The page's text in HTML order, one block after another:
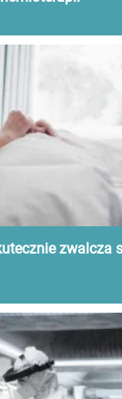
zwalcza